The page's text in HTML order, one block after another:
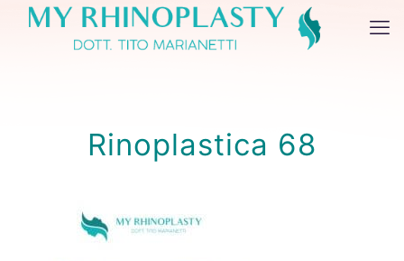
Rinoplastica 68